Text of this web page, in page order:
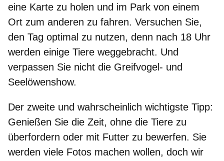
eine Karte zu holen und im Park von einem
Ort zum anderen zu fahren. Versuchen Sie,
den Tag optimal zu nutzen, denn nach 18 Uhr
werden einige Tiere weggebracht. Und
verpassen Sie nicht die Greifvogel- und
Seelöwenshow.
Der zweite und wahrscheinlich wichtigste Tipp:
Genießen Sie die Zeit, ohne die Tiere zu
überfordern oder mit Futter zu bewerfen. Sie
werden viele Fotos machen wollen, doch wir